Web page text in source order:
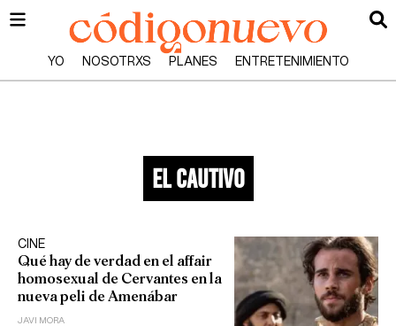
YO NOSOTRXS PLANES ENTRETENIMIENTO
el cautivo
CINE
Qué hay de verdad en el affair
homosexual de Cervantes en la
nueva peli de Amenábar
JAVI MORA